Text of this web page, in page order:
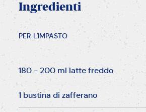
Ingredienti
PER L'IMPASTO
180 - 200 ml latte freddo
1 bustina di zafferano